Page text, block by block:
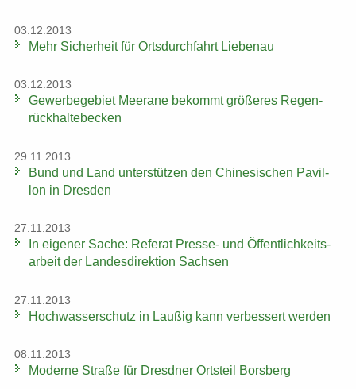
03.12.2013
Mehr Si­cher­heit für Orts­durch­fahrt Lie­be­nau
03.12.2013
Ge­wer­be­ge­biet Meer­a­ne be­kommt grö­ße­res Re­gen­
rück­hal­te­be­cken
29.11.2013
Bund und Land un­ter­stüt­zen den Chi­ne­si­schen Pa­vil­
lon in Dres­den
27.11.2013
In ei­ge­ner Sache: Re­fe­rat Presse-​ und Öf­fent­lich­keits­
ar­beit der Lan­des­di­rek­ti­on Sach­sen
27.11.2013
Hoch­was­ser­schutz in Lau­ßig kann ver­bes­sert wer­den
08.11.2013
Mo­der­ne Stra­ße für Dresd­ner Orts­teil Borsberg